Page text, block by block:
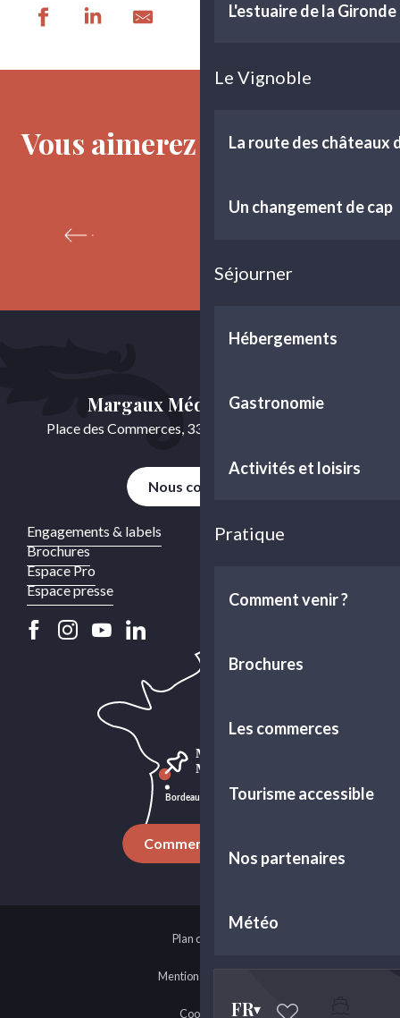
L'estuaire de la Gironde
Le Vignoble
La route des châteaux
Un changement de cap
Séjourner
Hébergements
Gastronomie
Activités et loisirs
Pratique
Comment venir ?
Brochures
Les commerces
Tourisme accessible
Nos partenaires
Météo
FR
La Cuisine de Jimmy
La Ferme de Dudu
Le Market du Médoc
Vous aimerez aussi
L’estuaire de la Gironde
Engagements & labels
Brochures
Espace Pro
Espace presse
Margaux Médoc Tourisme
Place des Commerces, 33460 Cussac-Fort-Médoc
Nous contacter
Comment venir ?
Plan du site
Mentions légales
Cookies